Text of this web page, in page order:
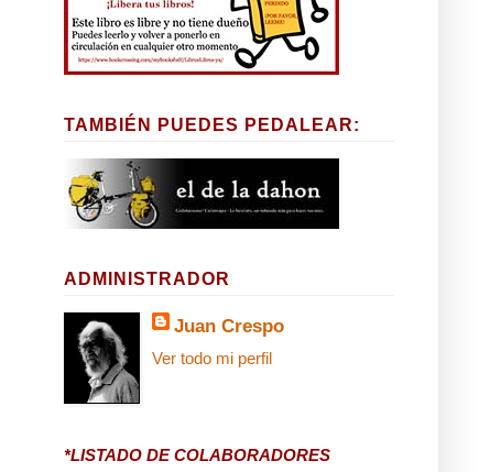
TAMBIÉN PUEDES PEDALEAR:
ADMINISTRADOR
Juan Crespo
Ver todo mi perfil
*LISTADO DE COLABORADORES